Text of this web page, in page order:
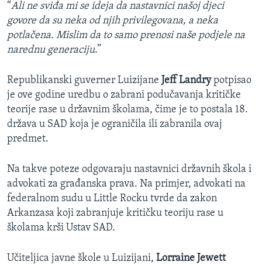
“Ali ne sviđa mi se ideja da nastavnici našoj djeci
govore da su neka od njih privilegovana, a neka
potlačena. Mislim da to samo prenosi naše podjele na
narednu generaciju.”
Republikanski guverner Luizijane Jeff Landrypotpisao
je ove godine uredbu o zabrani podučavanja kritičke
teorije rase u državnim školama, čime je to postala 18.
država u SAD koja je ograničila ili zabranila ovaj
predmet.
Na takve poteze odgovaraju nastavnici državnih škola i
advokati za građanska prava. Na primjer, advokati na
federalnom sudu u Little Rocku tvrde da zakon
Arkanzasa koji zabranjuje kritičku teoriju rase u
školama krši Ustav SAD.
Učiteljica javne škole u Luizijani, Lorraine Jewett